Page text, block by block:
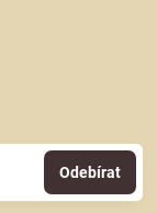
Odebírat